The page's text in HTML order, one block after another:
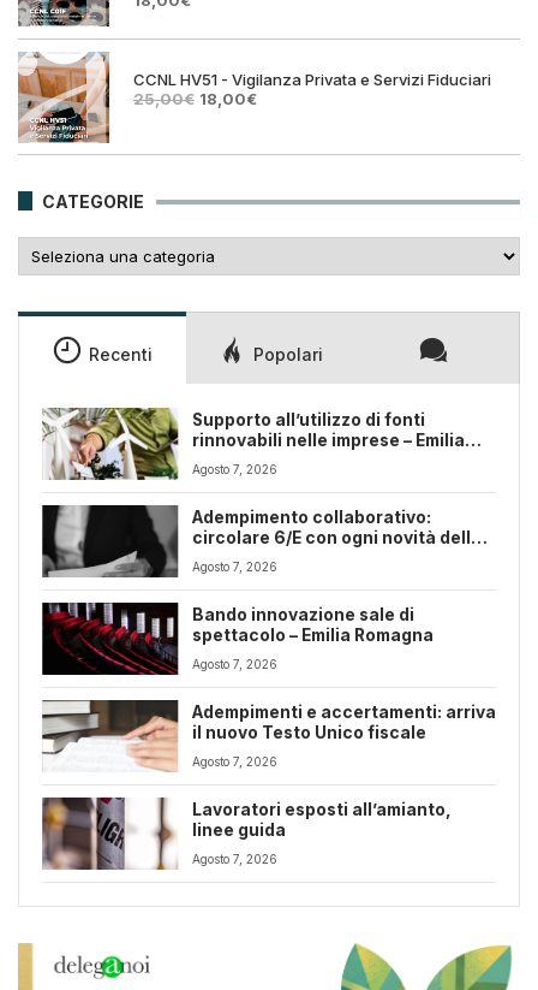
originale
25,00€.
attuale
18,00€.
CCNL HV51 - Vigilanza Privata e Servizi Fiduciari
25,00€ Il
era:
18,00€Il
è:
CATEGORIE
Recenti Popolari
Supporto all’utilizzo di fonti
rinnovabili nelle imprese – Emilia
Romagna
Agosto 7, 2026
Adempimento collaborativo:
circolare 6/E con ogni novità della
riforma fiscale
Agosto 7, 2026
Bando innovazione sale di
spettacolo – Emilia Romagna
Agosto 7, 2026
Adempimenti e accertamenti: arriva
il nuovo Testo Unico fiscale
Agosto 7, 2026
Lavoratori esposti all’amianto,
linee guida
Agosto 7, 2026